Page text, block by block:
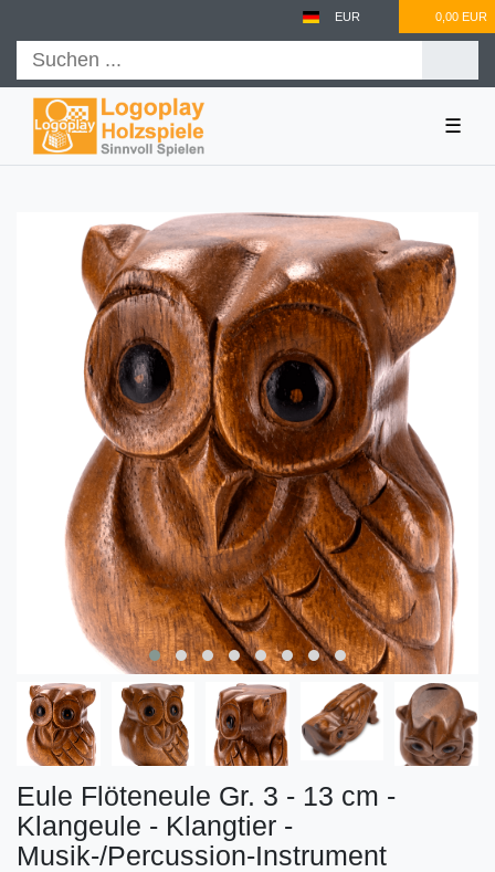
EUR 0,00 EUR
☰
Eule Flöteneule Gr. 3 - 13 cm -
Klangeule - Klangtier -
Musik-/Percussion-Instrument